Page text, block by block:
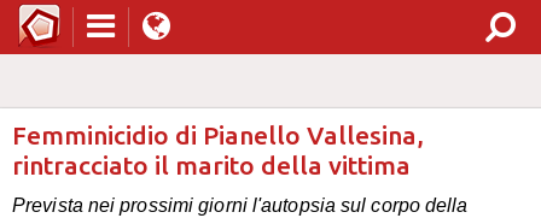
Femminicidio di Pianello Vallesina,
rintracciato il marito della vittima
Prevista nei prossimi giorni l'autopsia sul corpo della